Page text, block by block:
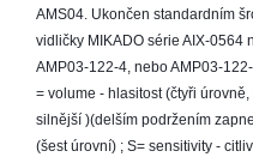
AMS04. Ukončen standardním
vidličky MIKADO série AIX-0564
AMP03-122-4, nebo AMP03-
= volume - hlasitost (čtyři
silnější )(delším podržením
(šest úrovní) ; S= sensitivity -